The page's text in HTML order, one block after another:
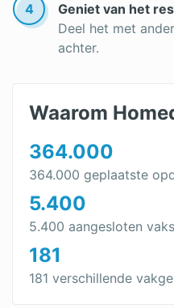
4
Geniet van het
Deel het met
achter.
Waarom
364.000
364.000 geplaatste
5.400
5.400 aangesloten
181
181 verschillende